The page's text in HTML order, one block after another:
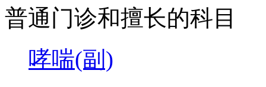
普通门诊和擅长的科目
哮喘(副)